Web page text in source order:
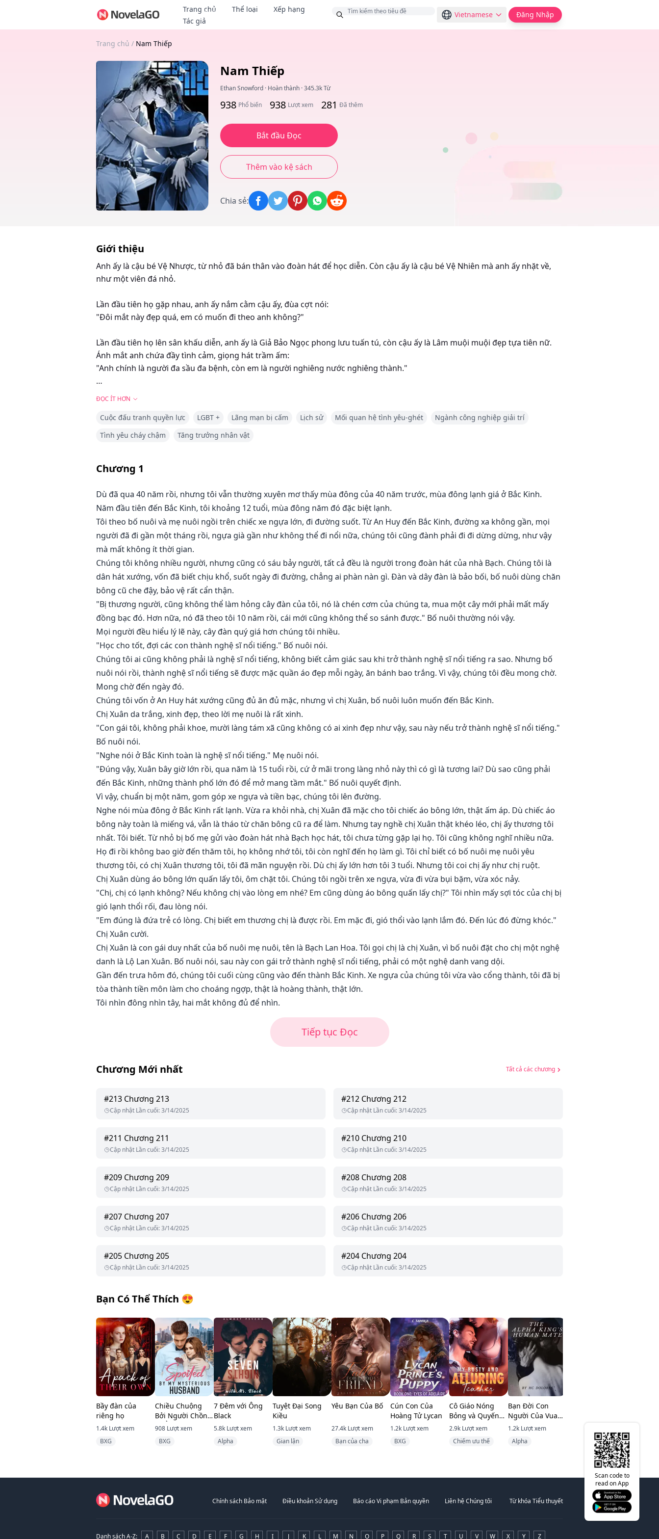
Trang chủ Thể loại
Xếp hạng
Tác giả
Thưởng Vietnamese Đăng Nhập
Trang chủ / Nam Thiếp
Nam Thiếp
Ethan Snowford · Hoàn thành ·345.3k Từ
938 Phổ biến 938 Lượt xem 281 Đã thêm
Bắt đầu Đọc
Thêm vào kệ sách
Chia sẻ:
Giới thiệu
Anh ấy là cậu bé Vệ Nhược, từ nhỏ đã bán thân vào đoàn hát để học diễn. Còn cậu ấy là cậu bé Vệ Nhiên mà anh ấy nhặt về,
như một viên đá nhỏ.
Lần đầu tiên họ gặp nhau, anh ấy nắm cằm cậu ấy, đùa cợt nói:
"Đôi mắt này đẹp quá, em có muốn đi theo anh không?"
Lần đầu tiên họ lên sân khấu diễn, anh ấy là Giả Bảo Ngọc phong lưu tuấn tú, còn cậu ấy là Lâm muội muội đẹp tựa tiên nữ.
Ánh mắt anh chứa đầy tình cảm, giọng hát trầm ấm:
"Anh chính là người đa sầu đa bệnh, còn em là người nghiêng nước nghiêng thành."
Trong thời loạn lạc, giữa những năm tháng của Dân Quốc, chiến tranh liên miên. Gặp lại nhau, anh ấy là người tình yêu kiều
"Anh là người rất ích kỷ, một khi em đã bước vào thế giới của anh, anh tuyệt đối sẽ không để em xuất hiện trong thế giới của
"Ồ, trùng hợp quá, em cũng vậy."
ĐỌC ÍT HƠN
Cuộc đấu tranh quyền lực LGBT + Lãng mạn bị cấm Lịch sử Mối quan hệ tình yêu-ghét
Ngành công nghiệp giải trí
Tình yêu cháy chậm
Tăng trưởng nhân vật
Chương 1
Dù đã qua 40 năm rồi, nhưng tôi vẫn thường xuyên mơ thấy mùa đông của 40 năm trước, mùa đông lạnh giá ở Bắc Kinh.
Năm đầu tiên đến Bắc Kinh, tôi khoảng 12 tuổi, mùa đông năm đó đặc biệt lạnh.
Tôi theo bố nuôi và mẹ nuôi ngồi trên chiếc xe ngựa lớn, đi đường suốt. Từ An Huy đến Bắc Kinh, đường xa không gần, mọi
người đã đi gần một tháng rồi, ngựa già gần như không thể đi nổi nữa, chúng tôi cũng đành phải đi đi dừng dừng, như vậy
mà mất không ít thời gian.
Chúng tôi không nhiều người, nhưng cũng có sáu bảy người, tất cả đều là người trong đoàn hát của nhà Bạch. Chúng tôi là
dân hát xướng, vốn đã biết chịu khổ, suốt ngày đi đường, chẳng ai phàn nàn gì. Đàn và dây đàn là bảo bối, bố nuôi dùng chăn
bông cũ che đậy, bảo vệ rất cẩn thận.
"Bị thương người, cũng không thể làm hỏng cây đàn của tôi, nó là chén cơm của chúng ta, mua một cây mới phải mất mấy
đồng bạc đó. Hơn nữa, nó đã theo tôi 10 năm rồi, cái mới cũng không thể so sánh được." Bố nuôi thường nói vậy.
Mọi người đều hiểu lý lẽ này, cây đàn quý giá hơn chúng tôi nhiều.
"Học cho tốt, đợi các con thành nghệ sĩ nổi tiếng." Bố nuôi nói.
Chúng tôi ai cũng không phải là nghệ sĩ nổi tiếng, không biết cảm giác sau khi trở thành nghệ sĩ nổi tiếng ra sao. Nhưng bố
nuôi nói rồi, thành nghệ sĩ nổi tiếng sẽ được mặc quần áo đẹp mỗi ngày, ăn bánh bao trắng. Vì vậy, chúng tôi đều mong chờ.
Mong chờ đến ngày đó.
Chúng tôi vốn ở An Huy hát xướng cũng đủ ăn đủ mặc, nhưng vì chị Xuân, bố nuôi luôn muốn đến Bắc Kinh.
Chị Xuân da trắng, xinh đẹp, theo lời mẹ nuôi là rất xinh.
"Con gái tôi, không phải khoe, mười làng tám xã cũng không có ai xinh đẹp như vậy, sau này nếu trở thành nghệ sĩ nổi tiếng."
Bố nuôi nói.
"Nghe nói ở Bắc Kinh toàn là nghệ sĩ nổi tiếng." Mẹ nuôi nói.
"Đúng vậy, Xuân bây giờ lớn rồi, qua năm là 15 tuổi rồi, cứ ở mãi trong làng nhỏ này thì có gì là tương lai? Dù sao cũng phải
đến Bắc Kinh, những thành phố lớn đó để mở mang tầm mắt." Bố nuôi quyết định.
Vì vậy, chuẩn bị một năm, gom góp xe ngựa và tiền bạc, chúng tôi lên đường.
Nghe nói mùa đông ở Bắc Kinh rất lạnh. Vừa ra khỏi nhà, chị Xuân đã mặc cho tôi chiếc áo bông lớn, thật ấm áp. Dù chiếc áo
bông này toàn là miếng vá, vẫn là tháo từ chăn bông cũ ra để làm. Nhưng tay nghề chị Xuân thật khéo léo, chị ấy thương tôi
nhất. Tôi biết. Từ nhỏ bị bố mẹ gửi vào đoàn hát nhà Bạch học hát, tôi chưa từng gặp lại họ. Tôi cũng không nghĩ nhiều nữa.
Họ đi rồi không bao giờ đến thăm tôi, họ không nhớ tôi, tôi còn nghĩ đến họ làm gì. Tôi chỉ biết có bố nuôi mẹ nuôi yêu
thương tôi, có chị Xuân thương tôi, tôi đã mãn nguyện rồi. Dù chị ấy lớn hơn tôi 3 tuổi. Nhưng tôi coi chị ấy như chị ruột.
Chị Xuân dùng áo bông lớn quấn lấy tôi, ôm chặt tôi. Chúng tôi ngồi trên xe ngựa, vừa đi vừa bụi bặm, vừa xóc nảy.
"Chị, chị có lạnh không? Nếu không chị vào lòng em nhé? Em cũng dùng áo bông quấn lấy chị?" Tôi nhìn mấy sợi tóc của chị bị
gió lạnh thổi rối, đau lòng nói.
"Em đúng là đứa trẻ có lòng. Chị biết em thương chị là được rồi. Em mặc đi, gió thổi vào lạnh lắm đó. Đến lúc đó đừng khóc."
Chị Xuân cười.
Chị Xuân là con gái duy nhất của bố nuôi mẹ nuôi, tên là Bạch Lan Hoa. Tôi gọi chị là chị Xuân, vì bố nuôi đặt cho chị một nghệ
danh là Lộ Lan Xuân. Bố nuôi nói, sau này con gái trở thành nghệ sĩ nổi tiếng, phải có một nghệ danh vang dội.
Gần đến trưa hôm đó, chúng tôi cuối cùng cũng vào đến thành Bắc Kinh. Xe ngựa của chúng tôi vừa vào cổng thành, tôi đã bị
tòa thành tiền môn làm cho choáng ngợp, thật là hoàng thành, thật lớn.
Tôi nhìn đông nhìn tây, hai mắt không đủ để nhìn.
Tiếp tục Đọc
Chương Mới nhất Tất cả các chương
#213 Chương 213
Cập nhật Lần cuối:3/14/2025
#212 Chương 212
Cập nhật Lần cuối:3/14/2025
#211 Chương 211
Cập nhật Lần cuối:3/14/2025
#210 Chương 210
Cập nhật Lần cuối:3/14/2025
#209 Chương 209
Cập nhật Lần cuối:3/14/2025
#208 Chương 208
Cập nhật Lần cuối:3/14/2025
#207 Chương 207
Cập nhật Lần cuối:3/14/2025
#206 Chương 206
Cập nhật Lần cuối:3/14/2025
#205 Chương 205
Cập nhật Lần cuối:3/14/2025
#204 Chương 204
Cập nhật Lần cuối:3/14/2025
Bạn Có Thể Thích 😍
Bầy đàn của
riêng họ
1.4k Lượt xem
BXG
Chiều Chuộng
Bởi Người Chồng
Bí Ẩn Của Tôi
908 Lượt xem
BXG
7 Đêm với Ông
Black
5.8k Lượt xem
Alpha
Tuyệt Đại Song
Kiều
1.3k Lượt xem
Gian lận
Yêu Bạn Của Bố
27.4k Lượt xem
Bạn của cha
Cún Con Của
Hoàng Tử Lycan
1.2k Lượt xem
BXG
Cô Giáo Nóng
Bỏng và Quyến
Rũ Của Tôi
2.9k Lượt xem
Chiếm ưu thế
Bạn Đời Con
Người Của Vua
Alpha
1.2k Lượt xem
Alpha
Chính sách Bảo mật Điều khoản Sử dụng Báo cáo Vi phạm Bản quyền Liên hệ Chúng tôi Từ khóa Tiểu thuyết
Danh sách A-Z: A B C D E F G H I J K L M N O P Q R S T U V W X Y Z
Scan code to
read on App